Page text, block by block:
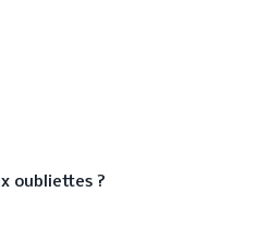
oubliettes ?